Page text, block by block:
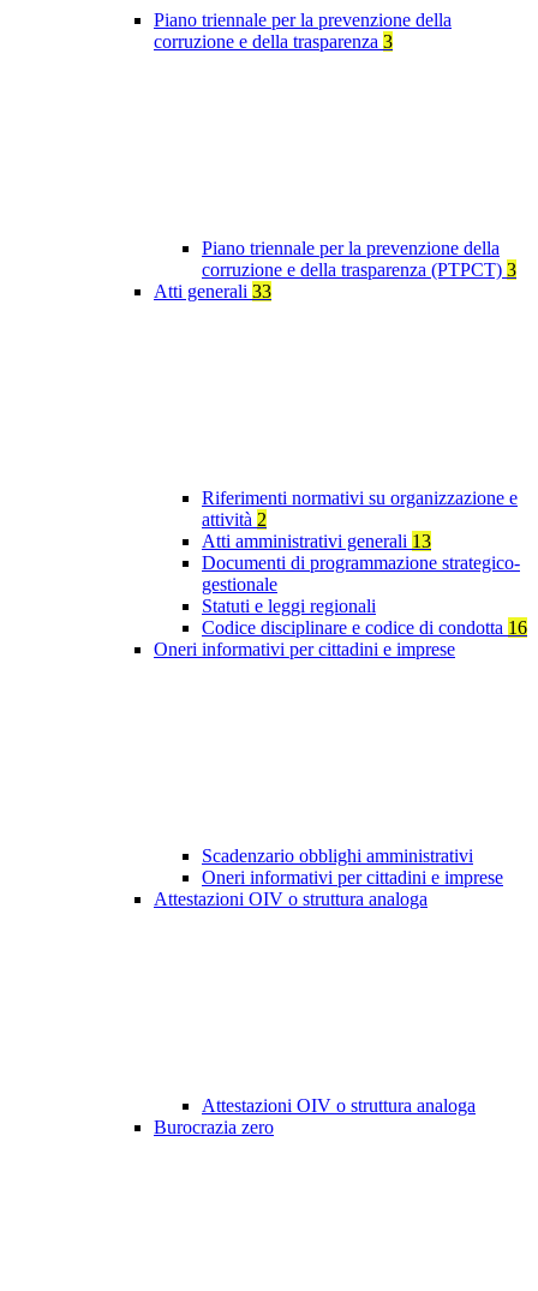
Piano triennale per la prevenzione della
corruzione e della trasparenza 3
Piano triennale per la prevenzione della
corruzione e della trasparenza (PTPCT) 3
Atti generali 33
Riferimenti normativi su organizzazione e
attività 2
Atti amministrativi generali 13
Documenti di programmazione strategico-
gestionale
Statuti e leggi regionali
Codice disciplinare e codice di condotta 16
Oneri informativi per cittadini e imprese
Scadenzario obblighi amministrativi
Oneri informativi per cittadini e imprese
Attestazioni OIV o struttura analoga
Attestazioni OIV o struttura analoga
Burocrazia zero